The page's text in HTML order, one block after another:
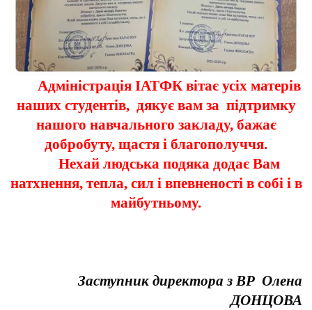
Адміністрація ІАТФК вітає усіх матерів
наших студентів, дякує вам за підтримку
нашого навчального закладу, бажає
добробуту, щастя і благополуччя.
Нехай людська подяка додає Вам
натхнення, тепла, сил і впевненості в собі і в
майбутньому.
Заступник директора з ВР Олена
ДОНЦОВА